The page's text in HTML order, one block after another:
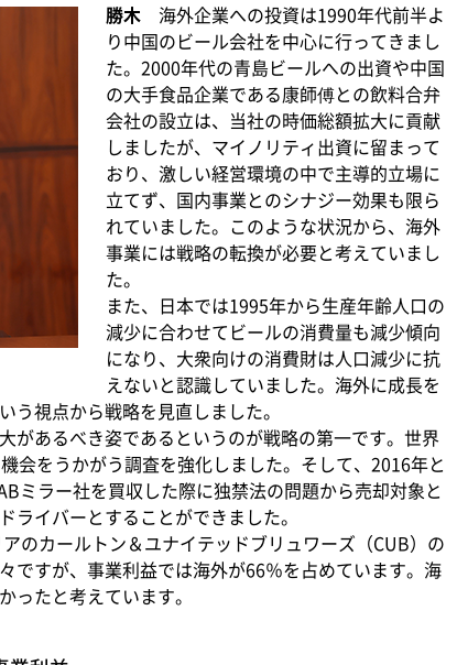
勝木 海外企業への投資は1990年代前半よ
り中国のビール会社を中心に行ってきまし
た。2000年代の青島ビールへの出資や中国
の大手食品企業である康師傅との飲料合弁
会社の設立は、当社の時価総額拡大に貢献
しましたが、マイノリティ出資に留まって
おり、激しい経営環境の中で主導的立場に
立てず、国内事業とのシナジー効果も限ら
れていました。このような状況から、海外
事業には戦略の転換が必要と考えていまし
た。
また、日本では1995年から生産年齢人口の
減少に合わせてビールの消費量も減少傾向
になり、大衆向けの消費財は人口減少に抗
えないと認識していました。海外に成長を
視点から戦略を見直しました。
があるべき姿であるというのが戦略の第一です。世界
会をうかがう調査を強化しました。そして、2016年と
ミラー社を買収した際に独禁法の問題から売却対象と
イバーとすることができました。
のカールトン＆ユナイテッドブリュワーズ（CUB）の
ですが、事業利益では海外が66％を占めています。海
ったと考えています。